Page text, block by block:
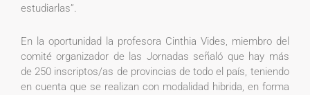
estudiarlas”.
En la oportunidad la profesora Cinthia Vides, miembro del
comité organizador de las Jornadas señaló que hay más
de 250 inscriptos/as de provincias de todo el país, teniendo
en cuenta que se realizan con modalidad hibrida, en forma